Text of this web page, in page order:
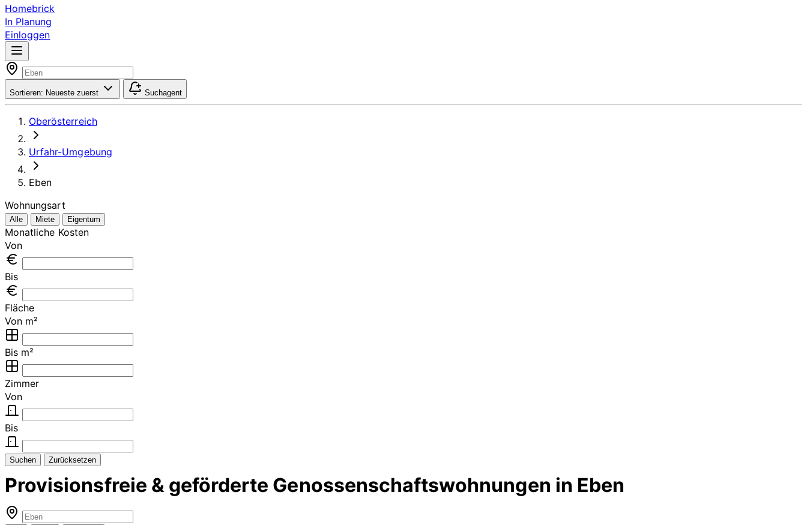
Homebrick
In Planung
Einloggen
Sortieren: Neueste zuerst Suchagent
Oberösterreich
Urfahr-Umgebung
Eben
Wohnungsart
Alle Miete Eigentum
Monatliche Kosten
Von
Bis
Fläche
Von m²
Bis m²
Zimmer
Von
Bis
Suchen Zurücksetzen
Provisionsfreie & geförderte Genossenschaftswohnungen in Eben